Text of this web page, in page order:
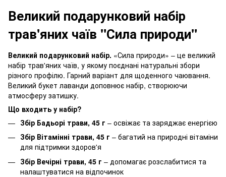
Великий подарунковий набір
трав'яних чаїв "Сила природи"
Великий подарунковий набір. «Сила природи» – це великий
набір трав'яних чаїв, у якому поєднані натуральні збори
різного профілю. Гарний варіант для щоденного чаювання.
Великий букет лаванди доповнює набір, створюючи
атмосферу затишку.
Що входить у набір?
Збір Бадьорі трави, 45 г – освіжає та заряджає енергією
Збір Вітамінні трави, 45 г – багатий на природні вітаміни
для підтримки здоров'я
Збір Вечірні трави, 45 г – допомагає розслабитися та
налаштуватися на відпочинок